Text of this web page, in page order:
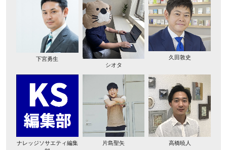
下宮勇生
シオタ
久田敦史
ナレッジソサエティ編集
片島聖矢 高橋暁人